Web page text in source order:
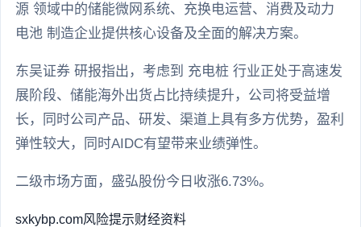
源 领域中的储能微网系统、充换电运营、消费及动力
电池 制造企业提供核心设备及全面的解决方案。
东吴证券 研报指出，考虑到 充电桩 行业正处于高速发
展阶段、储能海外出货占比持续提升，公司将受益增
长，同时公司产品、研发、渠道上具有多方优势，盈利
弹性较大，同时AIDC有望带来业绩弹性。
二级市场方面，盛弘股份今日收涨6.73%。
sxkybp.com风险提示财经资料